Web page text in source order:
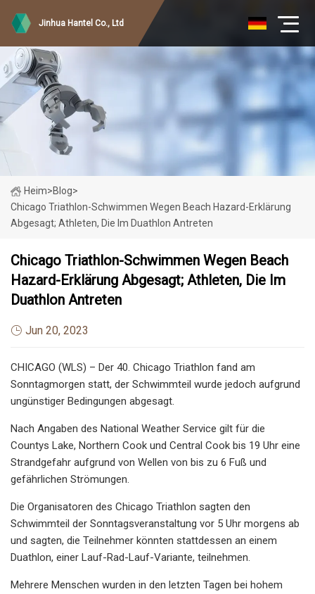
Jinhua Hantel Co., Ltd
Heim>Blog>
Chicago Triathlon-Schwimmen Wegen Beach Hazard-Erklärung
Abgesagt; Athleten, Die Im Duathlon Antreten
Chicago Triathlon-Schwimmen Wegen Beach
Hazard-Erklärung Abgesagt; Athleten, Die Im
Duathlon Antreten
Jun 20, 2023
CHICAGO (WLS) – Der 40. Chicago Triathlon fand am
Sonntagmorgen statt, der Schwimmteil wurde jedoch aufgrund
ungünstiger Bedingungen abgesagt.
Nach Angaben des National Weather Service gilt für die
Countys Lake, Northern Cook und Central Cook bis 19 Uhr eine
Strandgefahr aufgrund von Wellen von bis zu 6 Fuß und
gefährlichen Strömungen.
Die Organisatoren des Chicago Triathlon sagten den
Schwimmteil der Sonntagsveranstaltung vor 5 Uhr morgens ab
und sagten, die Teilnehmer könnten stattdessen an einem
Duathlon, einer Lauf-Rad-Lauf-Variante, teilnehmen.
Mehrere Menschen wurden in den letzten Tagen bei hohem